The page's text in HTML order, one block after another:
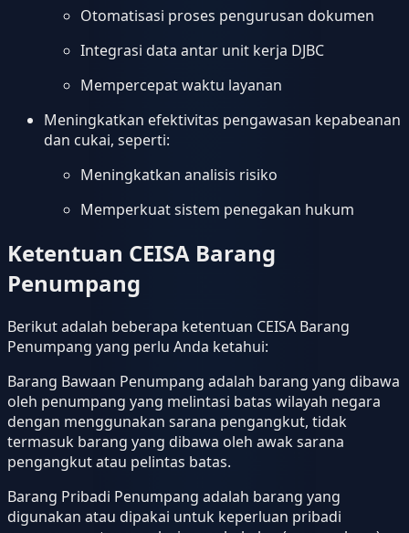
Otomatisasi proses pengurusan dokumen
Integrasi data antar unit kerja DJBC
Mempercepat waktu layanan
Meningkatkan efektivitas pengawasan kepabeanan
dan cukai, seperti:
Meningkatkan analisis risiko
Memperkuat sistem penegakan hukum
Ketentuan CEISA Barang
Penumpang
Berikut adalah beberapa ketentuan CEISA Barang
Penumpang yang perlu Anda ketahui:
Barang Bawaan Penumpang adalah barang yang dibawa
oleh penumpang yang melintasi batas wilayah negara
dengan menggunakan sarana pengangkut, tidak
termasuk barang yang dibawa oleh awak sarana
pengangkut atau pelintas batas.
Barang Pribadi Penumpang adalah barang yang
digunakan atau dipakai untuk keperluan pribadi